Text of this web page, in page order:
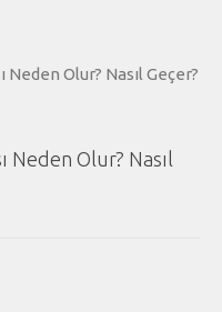
Neden Olur? Nasıl